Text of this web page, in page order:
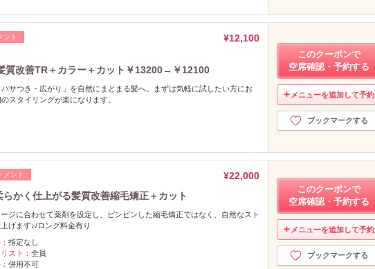
ント ¥12,100
質改善TR＋カラー＋カット￥13200→￥12100
サつき・広がり」を自然にまとまる髪へ。まずは気軽に試したい方にお
スタイリングが楽になります。
このクーポンで
空席確認・予約する
メニューを追加して予約
ブックマークする
メント
¥22,000
らかく仕上がる髪質改善縮毛矯正＋カット
ジに合わせて薬剤を設定し、ピンピンした縮毛矯正ではなく、自然なスト
げます♪/ロング料金有り
指定なし
スト： 全員
併用不可
このクーポンで
空席確認・予約する
メニューを追加して予約
ブックマークする